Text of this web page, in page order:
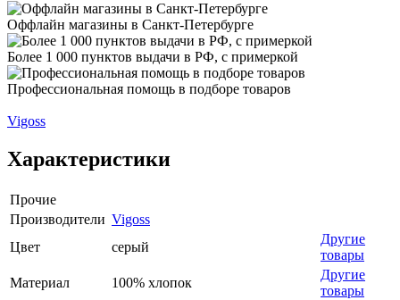
Оффлайн магазины в Санкт-Петербурге
Более 1 000 пунктов выдачи в РФ, с примеркой
Профессиональная помощь в подборе товаров
Vigoss
Характеристики
Прочие
Производители Vigoss
Цвет
серый
Другие
товары
Материал
100% хлопок
Другие
товары